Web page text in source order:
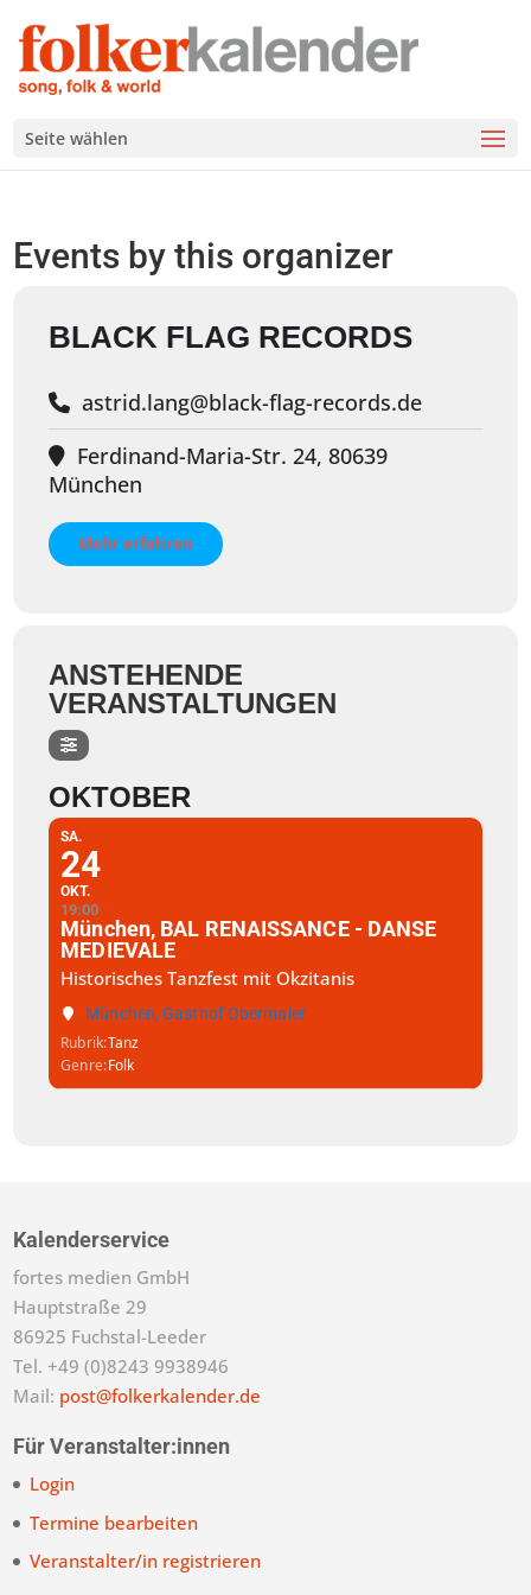
Seite wählen
Events by this organizer
BLACK FLAG RECORDS
astrid.lang@black-flag-records.de
Ferdinand-Maria-Str. 24, 80639
München
Mehr erfahren
ANSTEHENDE
VERANSTALTUNGEN
OKTOBER
SA.
24
OKT.
19:00
München, BAL RENAISSANCE - DANSE
MEDIEVALE
Historisches Tanzfest mit Okzitanis
München, Gasthof Obermaier
Rubrik Tanz
Genre Folk
Kalenderservice
fortes medien GmbH
Hauptstraße 29
86925 Fuchstal-Leeder
Tel. +49 (0)8243 9938946
Mail: post@folkerkalender.de
Für Veranstalter:innen
Login
Termine bearbeiten
Veranstalter/in registrieren